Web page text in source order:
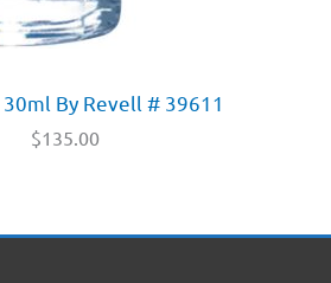
By Revell # 39611
$135.00